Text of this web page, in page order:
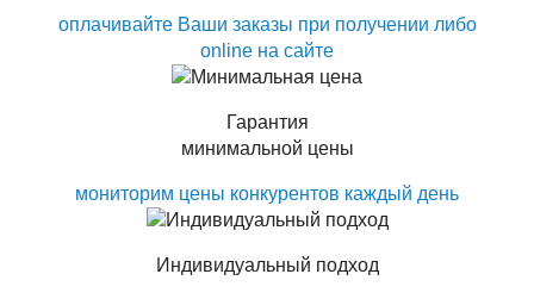
оплачивайте Ваши заказы при получении либо
online на сайте
Гарантия
минимальной цены
мониторим цены конкурентов каждый день
Индивидуальный подход